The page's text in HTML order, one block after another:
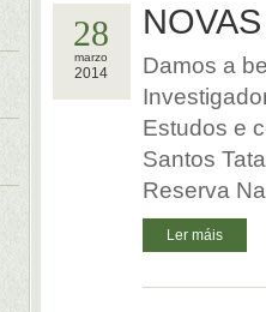
28
marzo
2014
Damos a
Estudos e
Santos
Reserva
Ler máis